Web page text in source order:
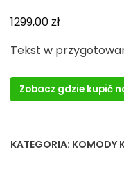
1299,00zł
Tekst w
Zobacz gdzie kupić
KATEGORIA: KOMODY